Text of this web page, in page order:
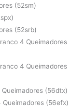
(52sm)
(52srb)
4 Queimadores
4 Queimadores
(56dtx)
Queimadores (56efx)